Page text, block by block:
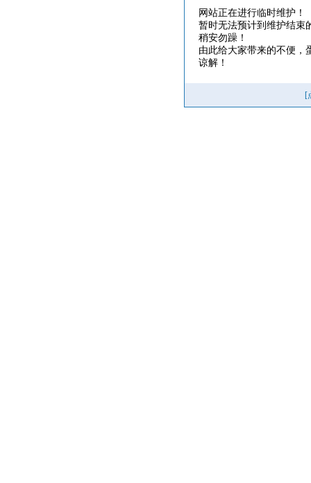
网站正在进行临时维护！
暂时无法预计到维护结束
稍安勿躁！
由此给大家带来的不便，
谅解！
[